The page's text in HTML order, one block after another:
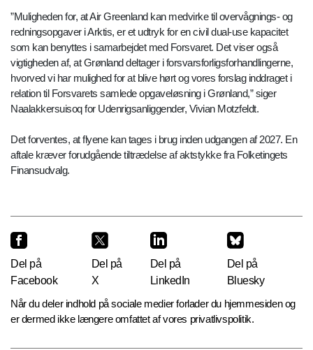
”Muligheden for, at Air Greenland kan medvirke til overvågnings- og
redningsopgaver i Arktis, er et udtryk for en civil dual-use kapacitet
som kan benyttes i samarbejdet med Forsvaret. Det viser også
vigtigheden af, at Grønland deltager i forsvarsforligsforhandlingerne,
hvorved vi har mulighed for at blive hørt og vores forslag inddraget i
relation til Forsvarets samlede opgaveløsning i Grønland,” siger
Naalakkersuisoq for Udenrigsanliggender, Vivian Motzfeldt.
Det forventes, at flyene kan tages i brug inden udgangen af 2027. En
aftale kræver forudgående tiltrædelse af aktstykke fra Folketingets
Finansudvalg.
Del på
Facebook
Del på
X
Del på
LinkedIn
Del på
Bluesky
Når du deler indhold på sociale medier forlader du hjemmesiden og
er dermed ikke længere omfattet af vores privatlivspolitik.